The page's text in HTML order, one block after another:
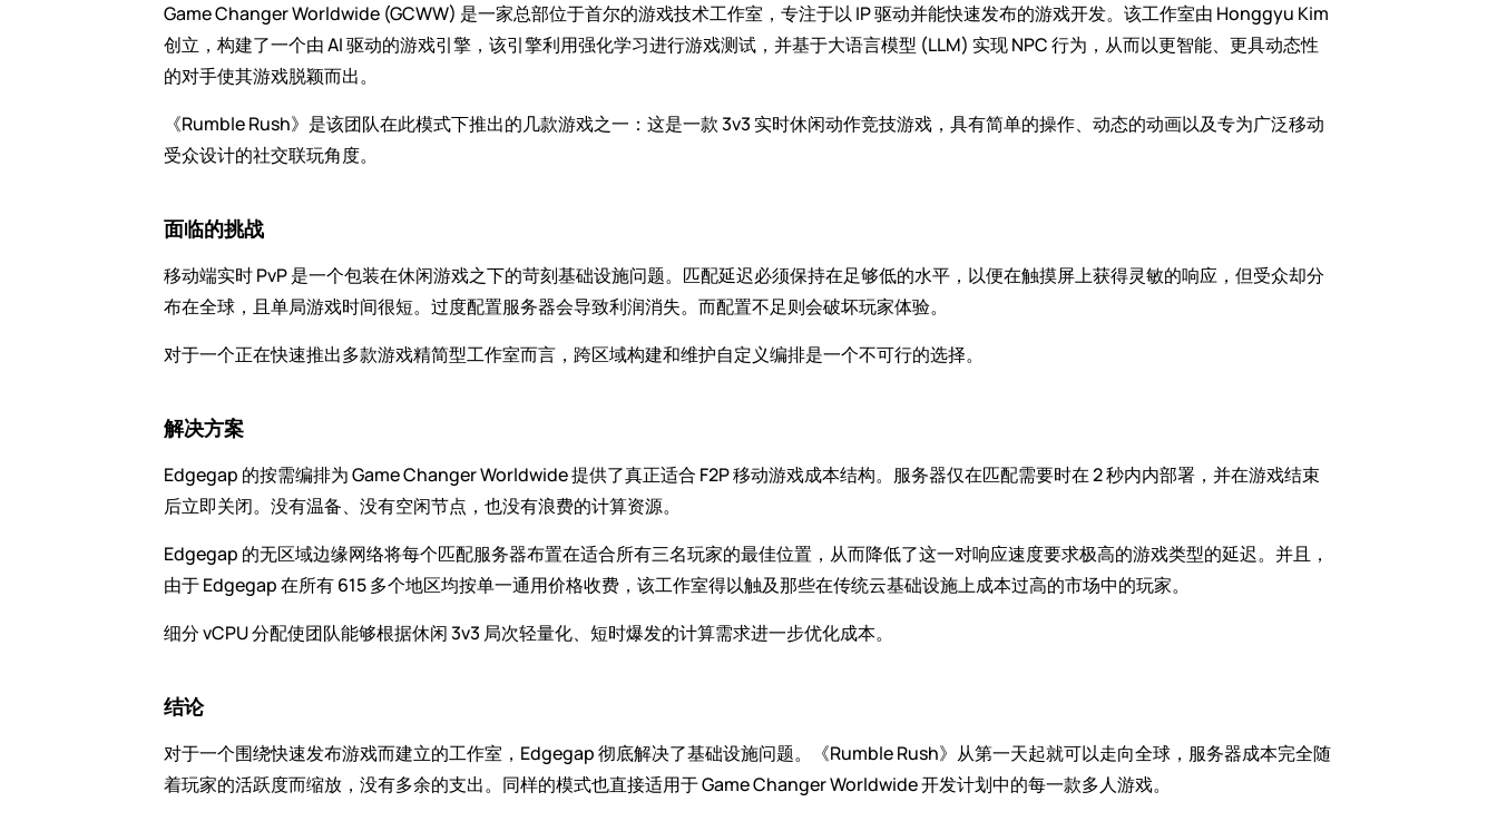
Game Changer Worldwide (GCWW) 是一家总部位于首尔的游戏技术工作室，专注于以 IP 驱动并能快速发布的游戏开发。该工作室由 Honggyu Kim
创立，构建了一个由 AI 驱动的游戏引擎，该引擎利用强化学习进行游戏测试，并基于大语言模型 (LLM) 实现 NPC 行为，从而以更智能、更具动态性
的对手使其游戏脱颖而出。
《Rumble Rush》是该团队在此模式下推出的几款游戏之一：这是一款 3v3 实时休闲动作竞技游戏，具有简单的操作、动态的动画以及专为广泛移动
受众设计的社交联玩角度。
面临的挑战
移动端实时 PvP 是一个包装在休闲游戏之下的苛刻基础设施问题。匹配延迟必须保持在足够低的水平，以便在触摸屏上获得灵敏的响应，但受众却分
布在全球，且单局游戏时间很短。过度配置服务器会导致利润消失。而配置不足则会破坏玩家体验。
对于一个正在快速推出多款游戏精简型工作室而言，跨区域构建和维护自定义编排是一个不可行的选择。
解决方案
Edgegap 的按需编排为 Game Changer Worldwide 提供了真正适合 F2P 移动游戏成本结构。服务器仅在匹配需要时在 2 秒内内部署，并在游戏结束
后立即关闭。没有温备、没有空闲节点，也没有浪费的计算资源。
Edgegap 的无区域边缘网络将每个匹配服务器布置在适合所有三名玩家的最佳位置，从而降低了这一对响应速度要求极高的游戏类型的延迟。并且，
由于 Edgegap 在所有 615 多个地区均按单一通用价格收费，该工作室得以触及那些在传统云基础设施上成本过高的市场中的玩家。
细分 vCPU 分配使团队能够根据休闲 3v3 局次轻量化、短时爆发的计算需求进一步优化成本。
结论
对于一个围绕快速发布游戏而建立的工作室，Edgegap 彻底解决了基础设施问题。《Rumble Rush》从第一天起就可以走向全球，服务器成本完全随
着玩家的活跃度而缩放，没有多余的支出。同样的模式也直接适用于 Game Changer Worldwide 开发计划中的每一款多人游戏。